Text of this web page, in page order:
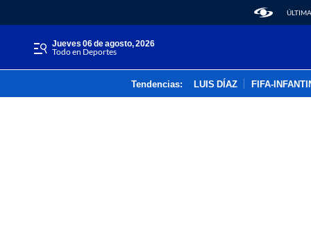
jueves 06 de agosto, 2026
Todo en Deportes
Tendencias: LUIS DÍAZ FIFA-